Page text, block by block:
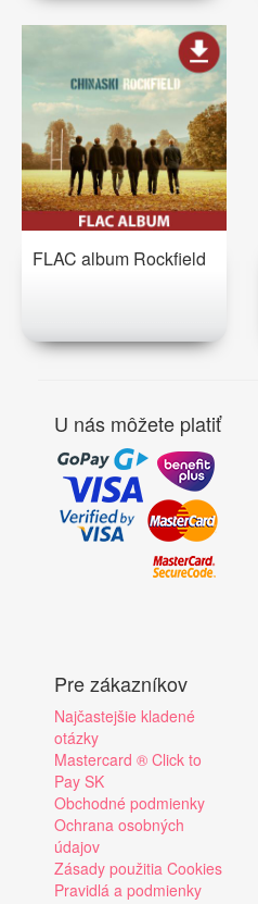
FLAC album Rockfield
U nás môžete platiť
Pre zákazníkov
Najčastejšie kladené
otázky
Mastercard ® Click to
Pay SK
Obchodné podmienky
Ochrana osobných
údajov
Zásady použitia Cookies
Pravidlá a podmienky